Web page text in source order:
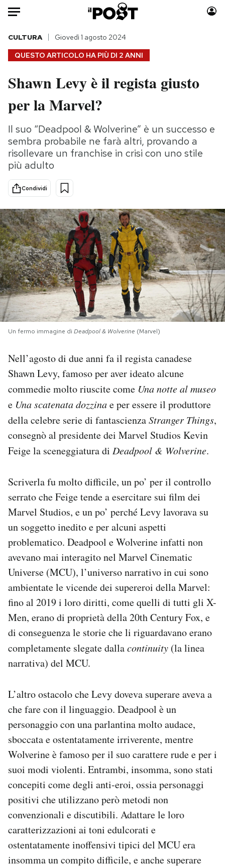
Auto
HOME
Italia
Politica
Tecnologia
Internet
Scienza
Cultura
Economia
Moda
Storie/Idee
Ok Boomer!
Media
PODCAST
NEWSLETTER
I MIEI PREFERITI
CALENDARIO
AREA PERSONALE
Area Personale
Notifiche mobile
Hai bisogno di aiuto?
Esci
QUESTO ARTICOLO HA PIÙ DI 2 ANNI
CULTURA Giovedì 1 agosto 2024
Shawn Levy è il regista giusto
per la Marvel?
Il suo “Deadpool & Wolverine” è un successo e
sembra probabile ne farà altri, provando a
risollevare un franchise in crisi con uno stile
più adulto
Condividi
Un fermo immagine di Deadpool & Wolverine (Marvel)
Nell’agosto di due anni fa il regista canadese
Shawn Levy, famoso per aver ideato alcune
commedie molto riuscite come Una notte al museo
e Una scatenata dozzinae per essere il produttore
della celebre serie di fantascienzaStranger Things,
consegnò al presidente dei Marvel Studios Kevin
Feige la sceneggiatura di Deadpool & Wolverine.
Scriverla fu molto difficile, un po’ per il controllo
serrato che Feige tende a esercitare sui film dei
Marvel Studios, e un po’ perché Levy lavorava su
un soggetto inedito e per alcuni aspetti
problematico. Deadpool e Wolverine infatti non
avevano mai interagito nel Marvel Cinematic
Universe (MCU), l’universo narrativo in cui sono
ambientate le vicende dei supereroi della Marvel:
fino al 2019 i loro diritti, come quelli di tutti gli X-
Men, erano di proprietà della 20th Century Fox, e
di conseguenza le storie che li riguardavano erano
completamente slegate dallacontinuity (la linea
narrativa) del MCU.
L’altro ostacolo che Levy doveva superare aveva a
che fare con il linguaggio. Deadpool è un
personaggio con una parlantina molto audace,
sboccata e ostentatamente irriverente, mentre
Wolverine è famoso per il suo carattere rude e per i
suoi modi violenti. Entrambi, insomma, sono stati
concepiti come degli anti-eroi, ossia personaggi
positivi che utilizzano però metodi non
convenzionali e discutibili. Adattare le loro
caratterizzazioni ai toni edulcorati e
ostentatamenteinoffensivi tipici del MCU era
insomma un compito difficile, e anche superare